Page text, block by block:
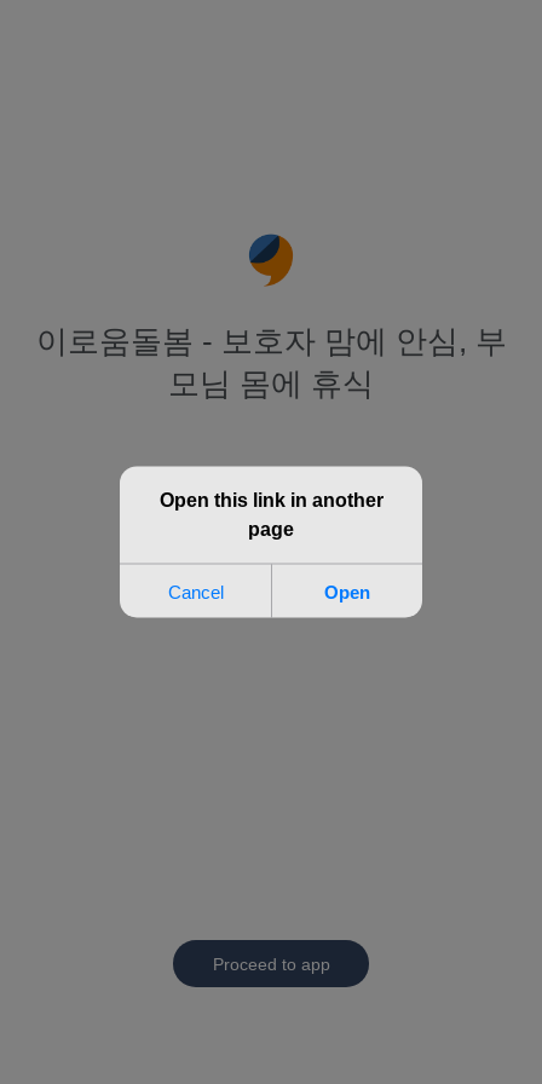
이로움돌봄 - 보호자 맘에 안심, 부
모님 몸에 휴식
Proceed to app